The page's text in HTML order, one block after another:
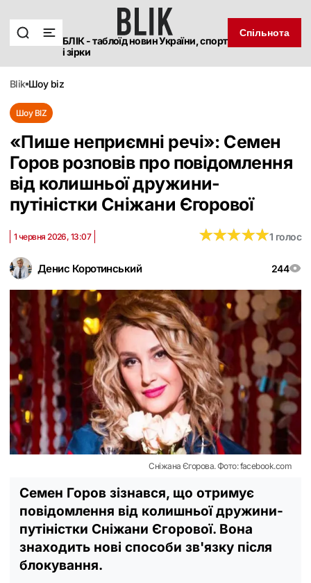
БЛІК - таблоїд новин України, спорт
і зірки
Спільнота
blik шоу biz
Шоу BIZ
«Пише неприємні речі»: Семен
Горов розповів про повідомлення
від колишньої дружини-
путіністки Сніжани Єгорової
Денис Коротинський 244
1 червня 2026, 13:07 ★★★★★
★★★★★1 голос
Сніжана Єгорова. Фото: facebook.com
Семен Горов зізнався, що отримує
повідомлення від колишньої дружини-
путіністки Сніжани Єгорової. Вона
знаходить нові способи зв'язку після
блокування.